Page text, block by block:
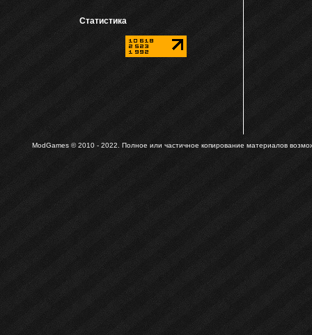
Статистика
ModGames © 2010 - 2022. Полное или частичное копирование материалов